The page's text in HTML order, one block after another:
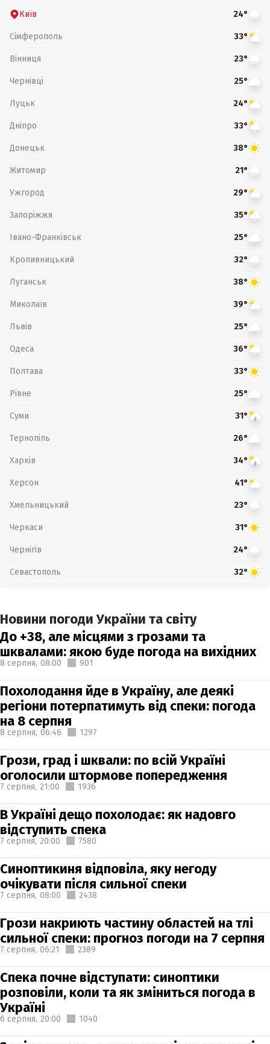
Київ 24°
Сімферополь 33°
Вінниця 23°
Чернівці 25°
Луцьк 24°
Дніпро 33°
Донецьк 38°
Житомир 21°
Ужгород 29°
Запоріжжя 35°
Івано-Франківськ 25°
Кропивницький 32°
Луганськ 38°
Миколаїв 39°
Львів 25°
Одеса 36°
Полтава 33°
Рівне 25°
Суми 31°
Тернопіль 26°
Харків 34°
Херсон 41°
Хмельницький 23°
Черкаси 31°
Чернігів 24°
Севастополь 32°
Новини погоди України та світу
До +38, але місцями з грозами та
шквалами: якою буде погода на вихідних
8 серпня, 08:00 901
Похолодання йде в Україну, але деякі
регіони потерпатимуть від спеки: погода
на 8 серпня
8 серпня, 06:46 1297
Грози, град і шквали: по всій Україні
оголосили штормове попередження
7 серпня, 21:00 1936
В Україні дещо похолодає: як надовго
відступить спека
7 серпня, 20:00 7580
Синоптикиня відповіла, яку негоду
очікувати після сильної спеки
7 серпня, 08:00 2438
Грози накриють частину областей на тлі
сильної спеки: прогноз погоди на 7 серпня
7 серпня, 06:21 2389
Спека почне відступати: синоптики
розповіли, коли та як зміниться погода в
Україні
6 серпня, 20:00 1040